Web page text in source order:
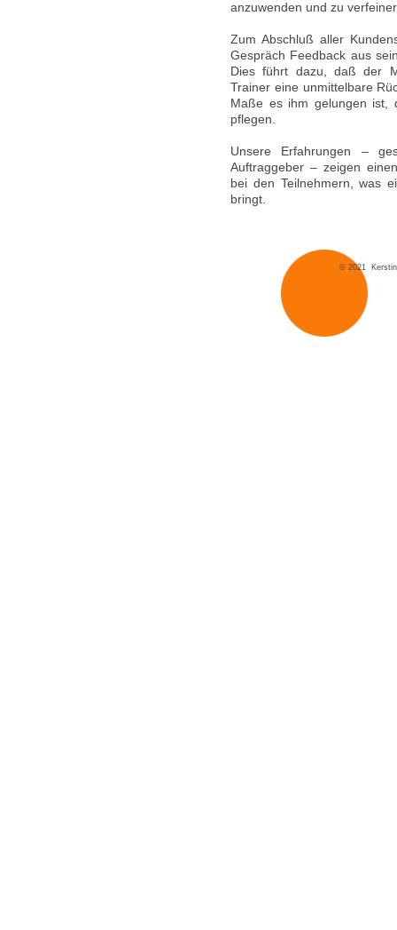
anzuwenden und zu
Zum Abschluß aller
Gespräch Feedback aus
Dies führt dazu, daß der
Trainer eine unmittelbare
Maße es ihm gelungen ist,
pflegen.
Unsere Erfahrungen –
Auftraggeber – zeigen
bei den Teilnehmern, was
bringt.
© 2021 Kerstin